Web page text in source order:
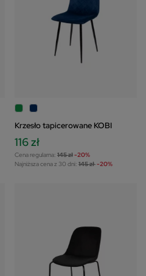
Krzesło tapicerowane KOBI
116 zł
Cena regularna: 145 zł-20%
Najniższa cena z 30 dni: 145 zł-20%